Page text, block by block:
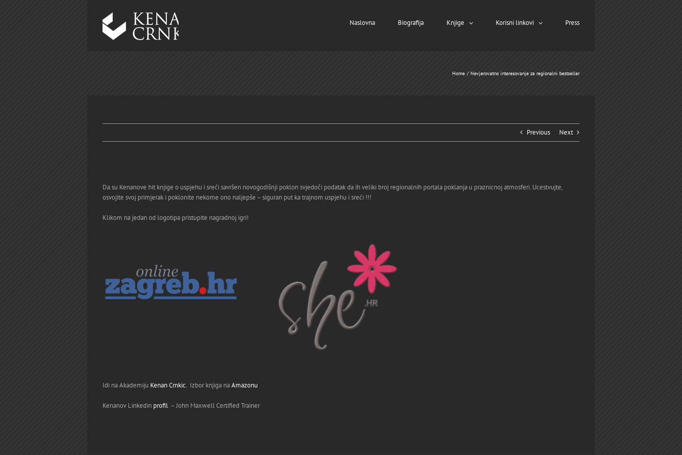
Naslovna Biografija Knjige Korisni linkovi Press
Home Nevjerovatno interesovanje za regionalni bestseller
Previous Next
Da su Kenanove hit knjige o uspjehu i sreći savršen novogodišnji poklon svjedoči podatak da ih veliki broj regionalnih portala poklanja u praznicnoj atmosferi. Ucestvujte,
osvojite svoj primjerak i poklonite nekome ono naljepše – siguran put ka trajnom uspjehu i sreći !!!
Klikom na jedan od logotipa pristupite nagradnoj igri!
Idi na Akademiju Kenan Crnkic. Izbor knjiga naAmazonu
Kenanov Linkedin profil – John Maxwell Certified Trainer